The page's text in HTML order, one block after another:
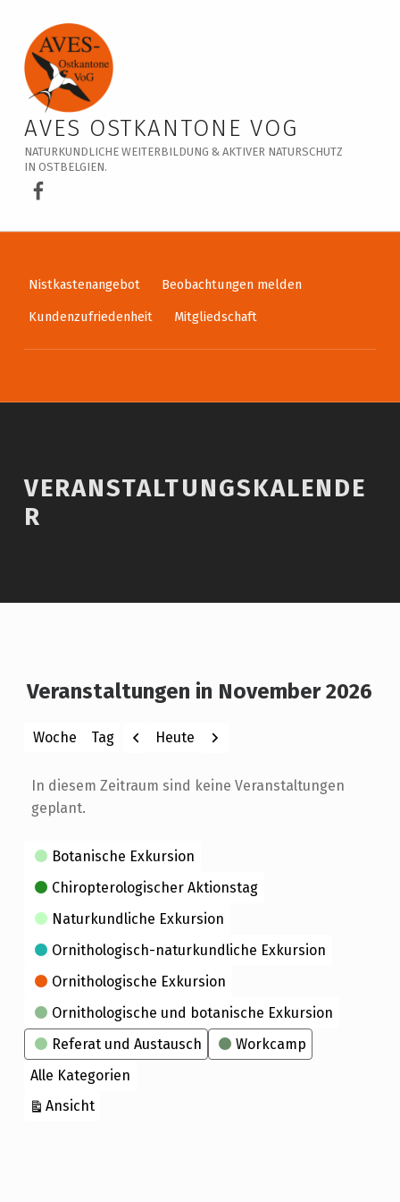
Veranstaltungskalender – AVES Ostkantone VoG
AVES OSTKANTONE VOG
NATURKUNDLICHE WEITERBILDUNG & AKTIVER NATURSCHUTZ
IN OSTBELGIEN.
AVES Ostkantone bei Facebook
Nistkastenangebot
Beobachtungen melden
Kundenzufriedenheit
Mitgliedschaft
VERANSTALTUNGSKALENDE
R
Veranstaltungen in November 2026
Woche Tag
Monat
Jahr
Zurück
Heute Weiter
In diesem Zeitraum sind keine Veranstaltungen
geplant.
Kategorien
Botanische Exkursion
Chiropterologischer Aktionstag
Naturkundliche Exkursion
Ornithologisch-naturkundliche Exkursion
Ornithologische Exkursion
Ornithologische und botanische Exkursion
Referat und Austausch
Workcamp
Alle Kategorien
Ansichtausdrucken